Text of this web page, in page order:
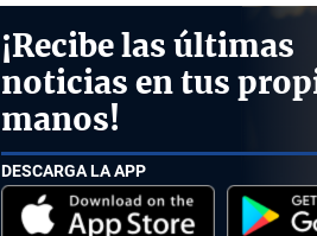
¡Recibe las últimas
noticias en tus
manos!
DESCARGA LA APP